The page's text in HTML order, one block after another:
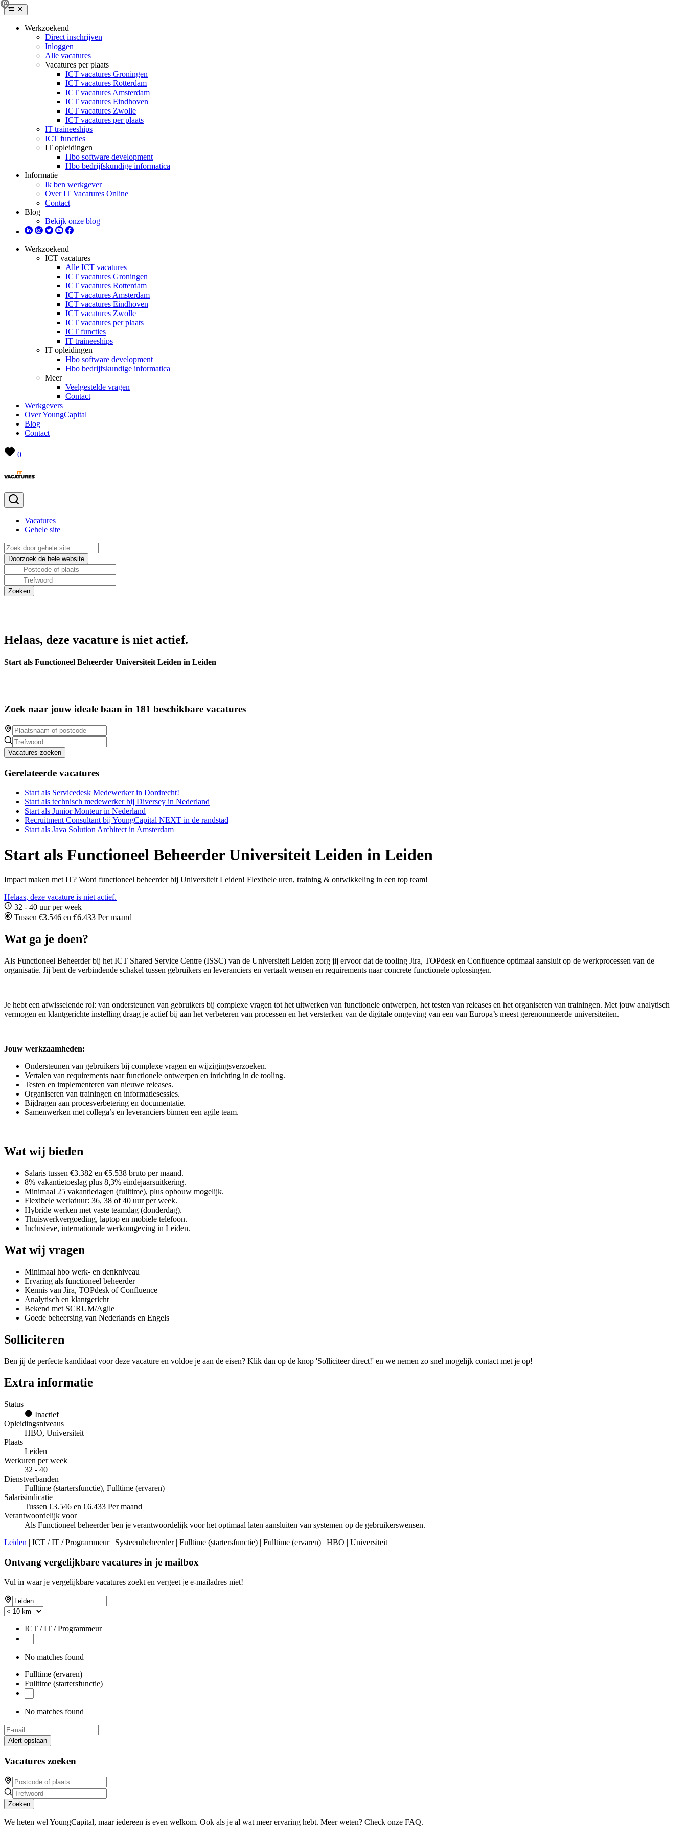
Werkzoekend
Direct inschrijven
Inloggen
Alle vacatures
Vacatures per plaats
ICT vacatures Groningen
ICT vacatures Rotterdam
ICT vacatures Amsterdam
ICT vacatures Eindhoven
ICT vacatures Zwolle
ICT vacatures per plaats
IT traineeships
ICT functies
IT opleidingen
Hbo software development
Hbo bedrijfskundige informatica
Informatie
Ik ben werkgever
Over IT Vacatures Online
Contact
Blog
Bekijk onze blog
Werkzoekend
ICT vacatures
Alle ICT vacatures
ICT vacatures Groningen
ICT vacatures Rotterdam
ICT vacatures Amsterdam
ICT vacatures Eindhoven
ICT vacatures Zwolle
ICT vacatures per plaats
ICT functies
IT traineeships
IT opleidingen
Hbo software development
Hbo bedrijfskundige informatica
Meer
Veelgestelde vragen
Contact
Werkgevers
Over YoungCapital
Blog
Contact
0
Vacatures
Gehele site
Helaas, deze vacature is niet actief.
Start als Functioneel Beheerder Universiteit Leiden in Leiden
Zoek naar jouw ideale baan in 181 beschikbare vacatures
Vacatures zoeken
Gerelateerde vacatures
Start als Servicedesk Medewerker in Dordrecht!
Start als technisch medewerker bij Diversey in Nederland
Start als Junior Monteur in Nederland
Recruitment Consultant bij YoungCapital NEXT in de randstad
Start als Java Solution Architect in Amsterdam
Start als Functioneel Beheerder Universiteit Leiden in Leiden
Impact maken met IT? Word functioneel beheerder bij Universiteit Leiden! Flexibele uren, training & ontwikkeling in een top team!
Helaas, deze vacature is niet actief.
32 - 40 uur per week
Tussen €3.546 en €6.433 Per maand
Wat ga je doen?
Als Functioneel Beheerder bij het ICT Shared Service Centre (ISSC) van de Universiteit Leiden zorg jij ervoor dat de tooling Jira, TOPdesk en Confluence optimaal aansluit op de werkprocessen van de
organisatie. Jij bent de verbindende schakel tussen gebruikers en leveranciers en vertaalt wensen en requirements naar concrete functionele oplossingen.
Je hebt een afwisselende rol: van ondersteunen van gebruikers bij complexe vragen tot het uitwerken van functionele ontwerpen, het testen van releases en het organiseren van trainingen. Met jouw analytisch
vermogen en klantgerichte instelling draag je actief bij aan het verbeteren van processen en het versterken van de digitale omgeving van een van Europa’s meest gerenommeerde universiteiten.
Jouw werkzaamheden:
Ondersteunen van gebruikers bij complexe vragen en wijzigingsverzoeken.
Vertalen van requirements naar functionele ontwerpen en inrichting in de tooling.
Testen en implementeren van nieuwe releases.
Organiseren van trainingen en informatiesessies.
Bijdragen aan procesverbetering en documentatie.
Samenwerken met collega’s en leveranciers binnen een agile team.
Wat wij bieden
Salaris tussen €3.382 en €5.538 bruto per maand.
8% vakantietoeslag plus 8,3% eindejaarsuitkering.
Minimaal 25 vakantiedagen (fulltime), plus opbouw mogelijk.
Flexibele werkduur: 36, 38 of 40 uur per week.
Hybride werken met vaste teamdag (donderdag).
Thuiswerkvergoeding, laptop en mobiele telefoon.
Inclusieve, internationale werkomgeving in Leiden.
Wat wij vragen
Minimaal hbo werk- en denkniveau
Ervaring als functioneel beheerder
Kennis van Jira, TOPdesk of Confluence
Analytisch en klantgericht
Bekend met SCRUM/Agile
Goede beheersing van Nederlands en Engels
Solliciteren
Ben jij de perfecte kandidaat voor deze vacature en voldoe je aan de eisen? Klik dan op de knop 'Solliciteer direct!' en we nemen zo snel mogelijk contact met je op!
Extra informatie
Status
Inactief
Opleidingsniveaus
HBO, Universiteit
Plaats
Leiden
Werkuren per week
32 - 40
Dienstverbanden
Fulltime (startersfunctie), Fulltime (ervaren)
Salarisindicatie
Tussen €3.546 en €6.433 Per maand
Verantwoordelijk voor
Als Functioneel beheerder ben je verantwoordelijk voor het optimaal laten aansluiten van systemen op de gebruikerswensen.
Leiden | ICT / IT / Programmeur | Systeembeheerder | Fulltime (startersfunctie) | Fulltime (ervaren) | HBO | Universiteit
Ontvang vergelijkbare vacatures in je mailbox
Vul in waar je vergelijkbare vacatures zoekt en vergeet je e-mailadres niet!
ICT / IT / Programmeur
No matches found
Fulltime (ervaren)
Fulltime (startersfunctie)
No matches found
Alert opslaan
Vacatures zoeken
Zoeken
We heten wel YoungCapital, maar iedereen is even welkom. Ook als je al wat meer ervaring hebt. Meer weten? Check onze FAQ.